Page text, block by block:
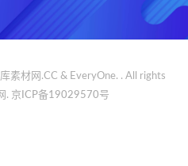
素材网.CC & EveryOne. . All rights
. 京ICP备19029570号